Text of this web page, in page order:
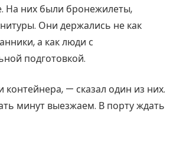
На них были бронежилеты,
Они держались не как
а как люди с
подготовкой.
контейнера, — сказал один из них.
минут выезжаем. В порту ждать